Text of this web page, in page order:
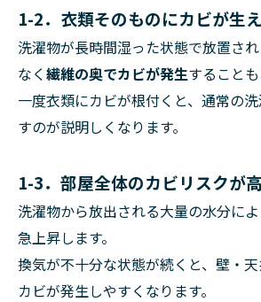
1-2．衣類そのものにカビが生
洗濯物が長時間湿った状態で放置さ
なく繊維の奥でカビが発生することも
一度衣類にカビが根付くと、通常の
すのが説明しくなります。
1-3．部屋全体のカビリスクが
洗濯物から放出される大量の水分に
急上昇します。
換気が不十分な状態が続くと、壁・
カビが発生しやすくなります。